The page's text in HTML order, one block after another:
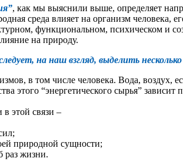
, как мы выяснили выше, определяет
среда влияет на организм человека,
функциональном, психическом и
на природу.
на наш взгляд, выделить
в том числе человека. Вода,
этого “энергетического сырья”
в этой связи –
природной сущности;
раз жизни.